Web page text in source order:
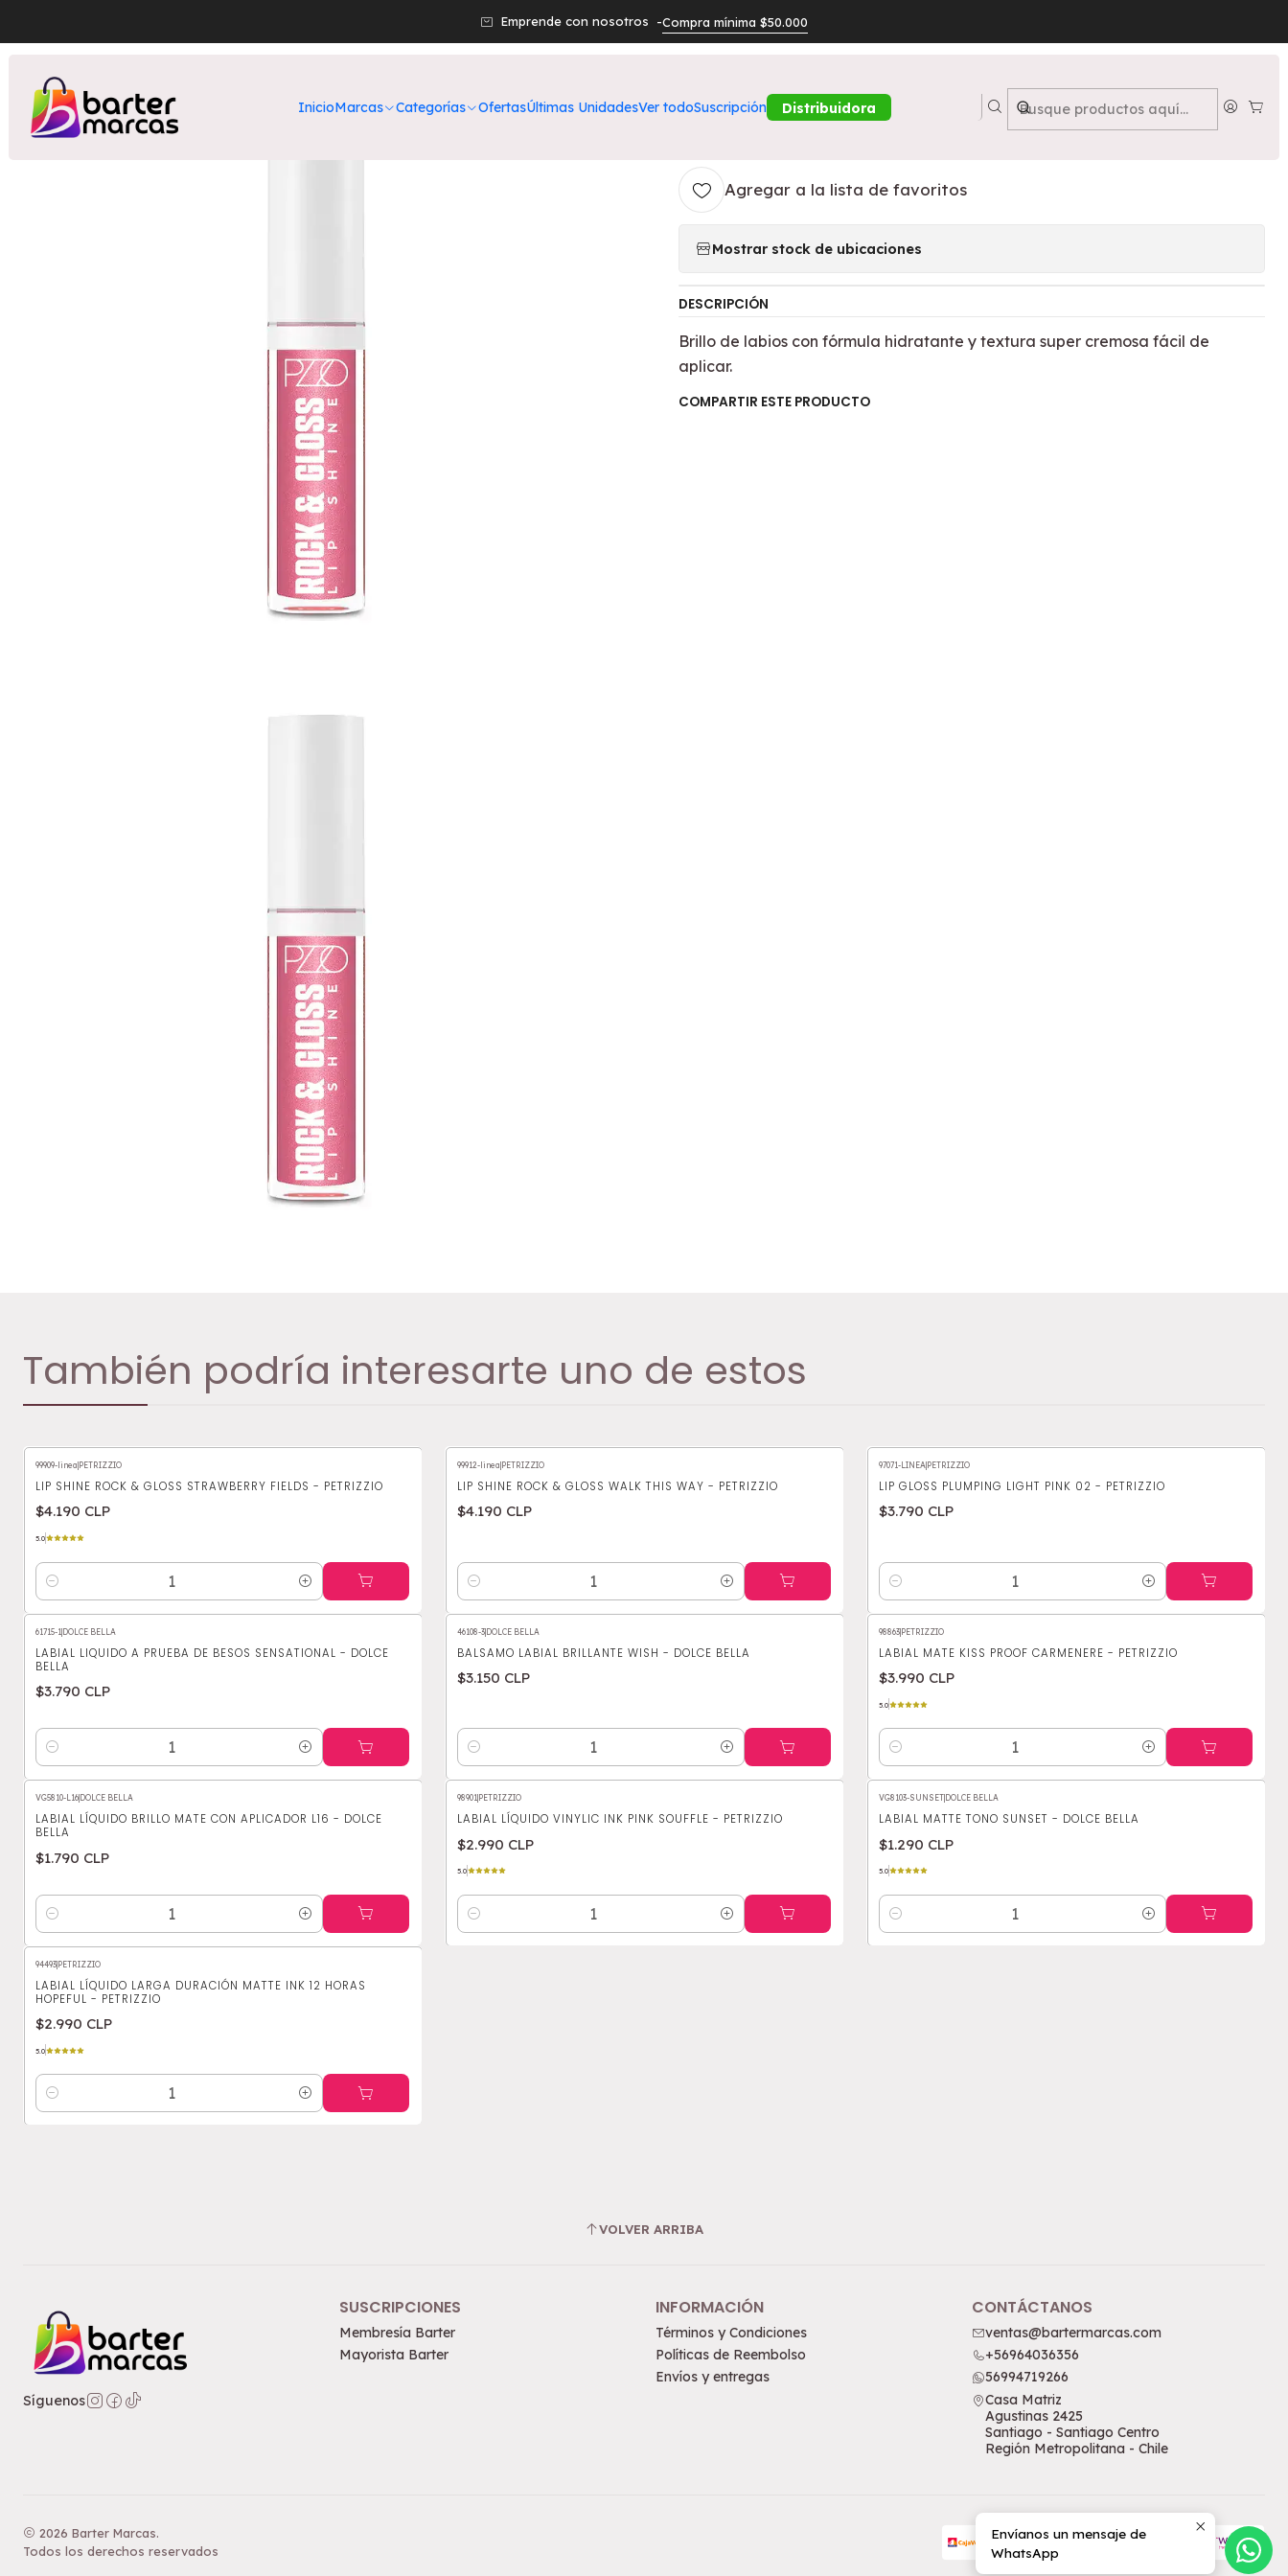
InicioMarcas Categorías OfertasÚltimas UnidadesVer todoSuscripción Distribuidora
Emprende con nosotros -Compra mínima $50.000
Nuestros Productos Belleza Labios Pzzo Rock & Gloss Lg Bohemian Pink - PETRIZZIO
Pzzo Rock & Gloss Lg Bohemian Pink -
PETRIZZIO
Agregar a la lista de favoritos
Mostrar stock de ubicaciones
DESCRIPCIÓN
Brillo de labios con fórmula hidratante y textura super cremosa fácil de
aplicar.
COMPARTIR ESTE PRODUCTO
También podría interesarte uno de estos
99909-linea PETRIZZIO
LIP SHINE ROCK & GLOSS STRAWBERRY FIELDS - PETRIZZIO
$4.190 CLP
5.0
Cantidad
99912-linea PETRIZZIO
LIP SHINE ROCK & GLOSS WALK THIS WAY - PETRIZZIO
$4.190 CLP
Cantidad
97071-LINEA| PETRIZZIO
LIP GLOSS PLUMPING LIGHT PINK 02 - PETRIZZIO
$3.790 CLP
Cantidad
61715-1 DOLCE BELLA
LABIAL LIQUIDO A PRUEBA DE BESOS SENSATIONAL - DOLCE
BELLA
$3.790 CLP
Cantidad
46108-3| DOLCE BELLA
BALSAMO LABIAL BRILLANTE WISH - DOLCE BELLA
$3.150 CLP
Cantidad
98863| PETRIZZIO
LABIAL MATE KISS PROOF CARMENERE - PETRIZZIO
$3.990 CLP
5.0
Cantidad
VG5810-L16 DOLCE BELLA
LABIAL LÍQUIDO BRILLO MATE CON APLICADOR L16 - DOLCE
BELLA
$1.790 CLP
Cantidad
98901| PETRIZZIO
LABIAL LÍQUIDO VINYLIC INK PINK SOUFFLE - PETRIZZIO
$2.990 CLP
5.0
Cantidad
VG8103-SUNSET| DOLCE BELLA
LABIAL MATTE TONO SUNSET - DOLCE BELLA
$1.290 CLP
5.0
Cantidad
94493 PETRIZZIO
LABIAL LÍQUIDO LARGA DURACIÓN MATTE INK 12 HORAS
HOPEFUL - PETRIZZIO
$2.990 CLP
5.0
Cantidad
VOLVER ARRIBA
Síguenos
SUSCRIPCIONES
Membresía Barter
Mayorista Barter
INFORMACIÓN
Términos y Condiciones
Políticas de Reembolso
Envíos y entregas
CONTÁCTANOS
ventas@bartermarcas.com
+56964036356
56994719266
Casa Matriz
Agustinas 2425
Santiago - Santiago Centro
Región Metropolitana - Chile
2026 Barter Marcas.
Todos los derechos reservados
Envíanos un mensaje de
WhatsApp